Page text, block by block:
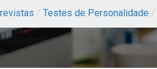
/ Testes de Personalidade /